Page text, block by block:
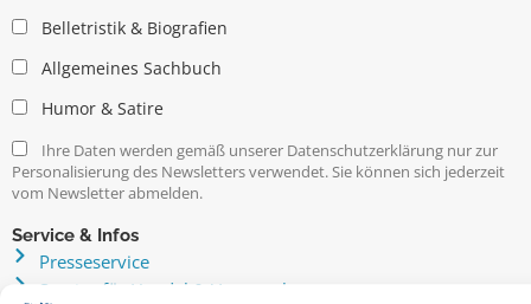
Belletristik & Biografien
Allgemeines Sachbuch
Humor & Satire
Ihre Daten werden gemäß unserer Datenschutzerklärung nur zur
Personalisierung des Newsletters verwendet. Sie können sich jederzeit
vom Newsletter abmelden.
Service & Infos
Presseservice
Service für Handel & Veranstalter